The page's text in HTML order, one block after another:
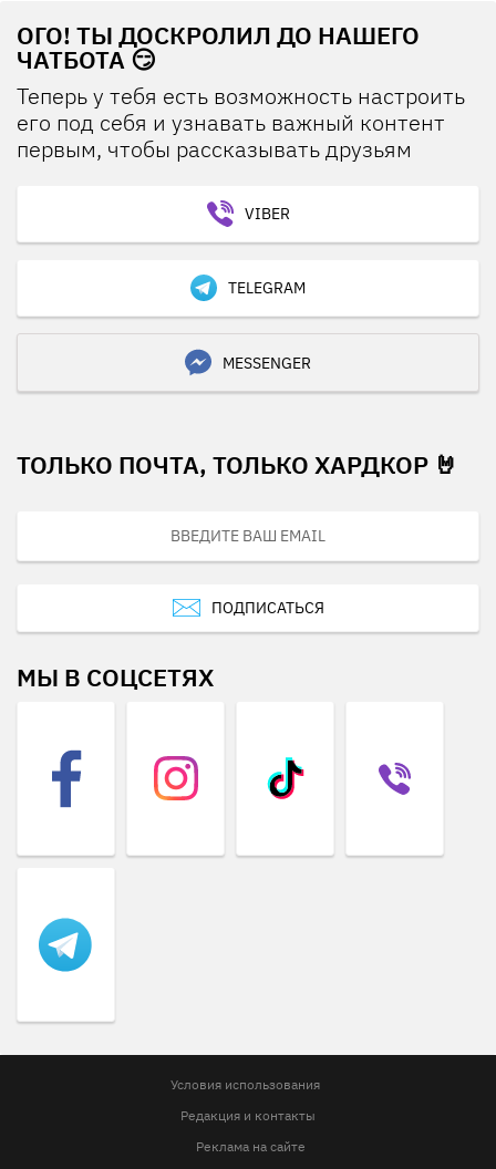
ОГО! ТЫ ДОСКРОЛИЛ ДО НАШЕГО
ЧАТБОТА 😏
Теперь у тебя есть возможность настроить
его под себя и узнавать важный контент
первым, чтобы рассказывать друзьям
VIBER
TELEGRAM
MESSENGER
ТОЛЬКО ПОЧТА, ТОЛЬКО ХАРДКОР 🤘
ПОДПИСАТЬСЯ
МЫ В СОЦСЕТЯХ
Условия использования
Редакция и контакты
Реклама на сайте